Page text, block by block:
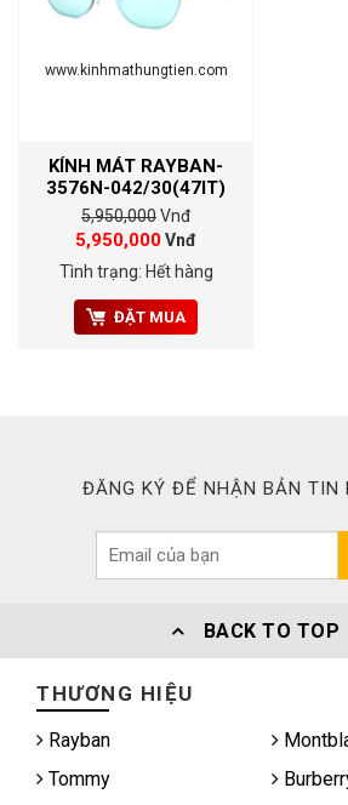
www.kinhmathungtien.com
KÍNH MÁT RAYBAN-
3576N-042/30(47IT)
5,950,000Vnđ
5,950,000Vnđ
Tình trạng: Hết hàng
ĐẶT MUA
ĐĂNG KÝ ĐỂ NHẬN BẢN TIN
BACK TO TOP
THƯƠNG HIỆU
Rayban
Tommy